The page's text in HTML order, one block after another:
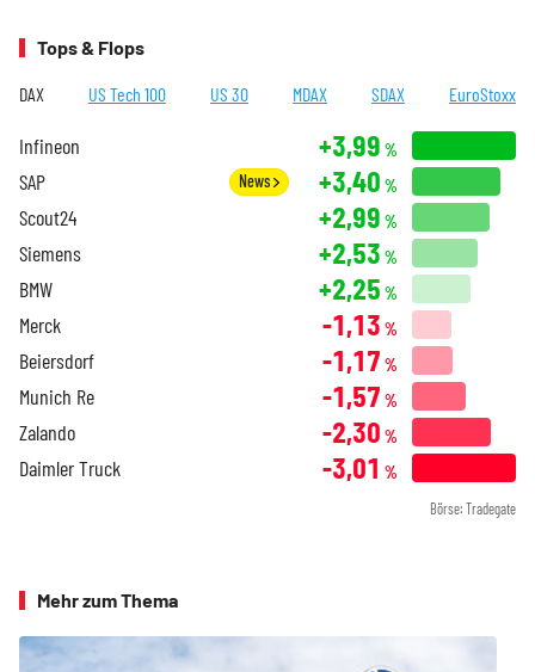
Tops & Flops
DAX US Tech 100 US 30 MDAX SDAX EuroStoxx
Infineon +3,99 %
SAP News +3,40 %
Scout24 +2,99 %
Siemens +2,53 %
BMW +2,25 %
Merck -1,13 %
Beiersdorf -1,17 %
Munich Re -1,57 %
Zalando -2,30 %
Daimler Truck -3,01 %
Börse: Tradegate
Mehr zum Thema